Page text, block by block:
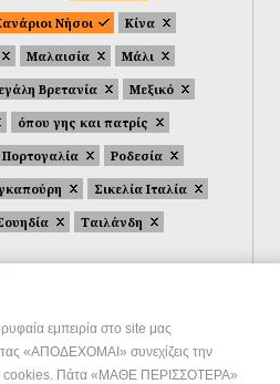
εμπειρία στο site μας
«ΑΠΟΔΕΧΟΜΑΙ» συνεχίζεις την
cookies. Πάτα «ΜΑΘΕ ΠΕΡΙΣΣΟΤΕΡΑ»
Νήσοι
Κίνα
Μαλαισία
Μάλι
Βρετανία
Μεξικό
όπου γης και πατρίς
Πορτογαλία
Ροδεσία
Σικελία Ιταλία
Ταιλάνδη